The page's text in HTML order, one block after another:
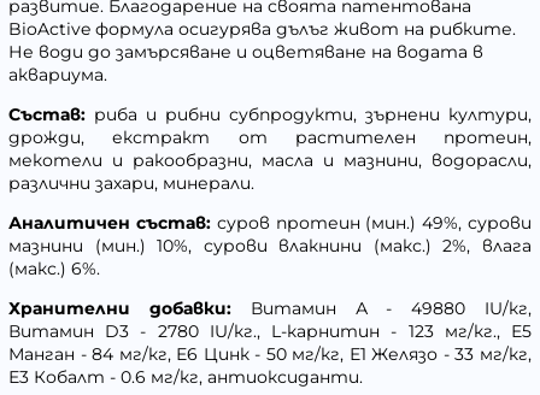
развитие. Благодарение на своята патентована
BioActive формула осигурява дълъг живот на рибките.
Не води до замърсяване и оцветяване на водата в
аквариума.
Състав: риба и рибни субпродукти, зърнени култури,
дрожди, екстракт от растителен протеин,
мекотели и ракообразни, масла и мазнини, водорасли,
различни захари, минерали.
Аналитичен състав: суров протеин (мин.) 49%, сурови
мазнини (мин.) 10%, сурови влакнини (макс.) 2%, влага
(макс.) 6%.
Хранителни добавки:
Витамин А - 49880 IU/кг,
Витамин D3 - 2780 IU/кг., L-карнитин - 123 мг/кг., Е5
Манган - 84 мг/кг, Е6 Цинк - 50 мг/кг, Е1 Желязо - 33 мг/кг,
Е3 Кобалт - 0.6 мг/кг, антиоксиданти.